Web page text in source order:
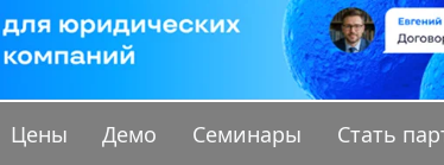
Цены Демо Семинары Стать